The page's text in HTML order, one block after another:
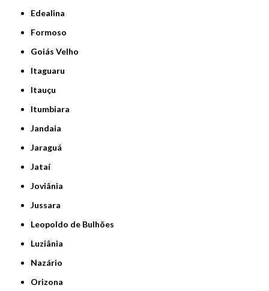
Edealina
Formoso
Goiás Velho
Itaguaru
Itauçu
Itumbiara
Jandaia
Jaraguá
Jataí
Joviânia
Jussara
Leopoldo de Bulhões
Luziânia
Nazário
Orizona